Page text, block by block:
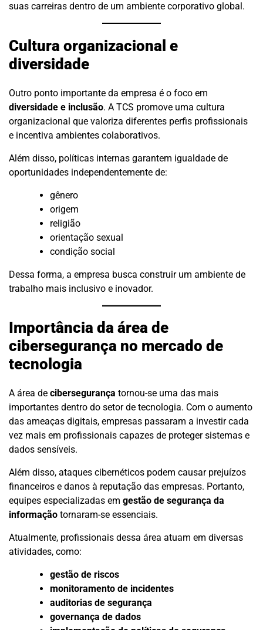
suas carreiras dentro de um ambiente corporativo global.
Cultura organizacional e
diversidade
Outro ponto importante da empresa é o foco em
diversidade e inclusão. A TCS promove uma cultura
organizacional que valoriza diferentes perfis profissionais
e incentiva ambientes colaborativos.
Além disso, políticas internas garantem igualdade de
oportunidades independentemente de:
gênero
origem
religião
orientação sexual
condição social
Dessa forma, a empresa busca construir um ambiente de
trabalho mais inclusivo e inovador.
Importância da área de
cibersegurança no mercado de
tecnologia
A área de cibersegurança tornou-se uma das mais
importantes dentro do setor de tecnologia. Com o aumento
das ameaças digitais, empresas passaram a investir cada
vez mais em profissionais capazes de proteger sistemas e
dados sensíveis.
Além disso, ataques cibernéticos podem causar prejuízos
financeiros e danos à reputação das empresas. Portanto,
equipes especializadas em gestão de segurança da
informação tornaram-se essenciais.
Atualmente, profissionais dessa área atuam em diversas
atividades, como:
gestão de riscos
monitoramento de incidentes
auditorias de segurança
governança de dados